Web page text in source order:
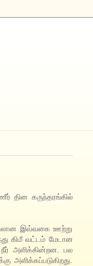
தின கருந்தரங்கில்
இவ்வகை ஊற்று
கிமீ வட்டம் மேடான
அளிக்கின்றன. பல
அளிக்கப்படுகிறது.